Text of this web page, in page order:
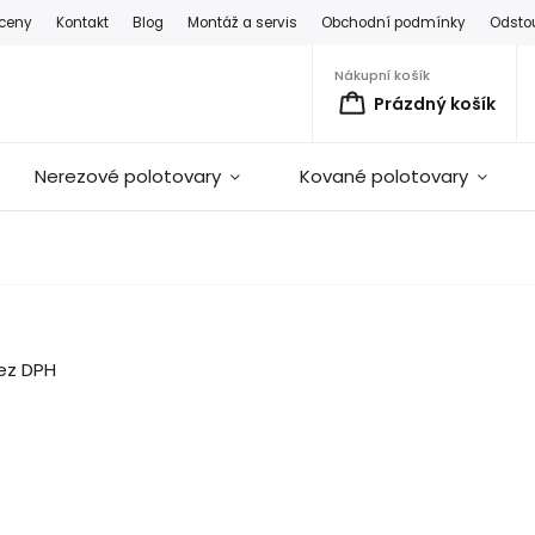
Kontakt Blog Montáž a servis Obchodní podmínky
Nákupní košík
Prázdný košík
Nerezové polotovary Kované polotovary
DPH